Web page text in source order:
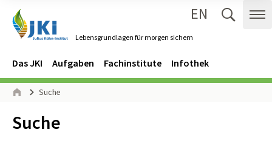
Lebensgrundlagen für morgen sichern
EN
Navigation
Hauptmenü
Das JKI Aufgaben Fachinstitute Infothek
Seitenpfad
Suche
Inhalt:
Suche